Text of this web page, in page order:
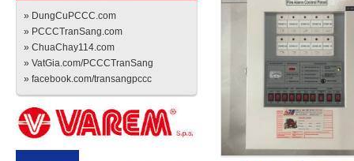
» DungCuPCCC.com
» PCCCTranSang.com
» ChuaChay114.com
» VatGia.com/PCCCTranSang
» facebook.com/transangpccc